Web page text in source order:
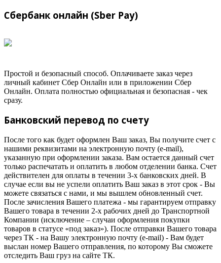
Сбербанк онлайн (Sber Pay)
Простой и безопасный способ. Оплачиваете заказ через
личный кабинет Сбер Онлайн или в приложении Сбер
Онлайн. Оплата полностью официальная и безопасная - чек
сразу.
Банковский перевод по счету
После того как будет оформлен Ваш заказ, Вы получите счет с
нашими реквизитами на электронную почту (e-mail),
указанную при оформлении заказа. Вам остается данный счет
только распечатать и оплатить в любом отделении банка. Счет
действителен для оплаты в течении 3-х банковских дней. В
случае если вы не успели оплатить Ваш заказ в этот срок - Вы
можете связаться с нами, и мы вышлем обновленный счет.
После зачисления Вашего платежа - мы гарантируем отправку
Вашего товара в течении 2-х рабочих дней до Транспортной
Компании (исключение – случаи оформления покупки
товаров в статусе «под заказ»). После отправки Вашего товара
через ТК - на Вашу электронную почту (e-mail) - Вам будет
выслан номер Вашего отправления, по которому Вы сможете
отследить Ваш груз на сайте ТК.